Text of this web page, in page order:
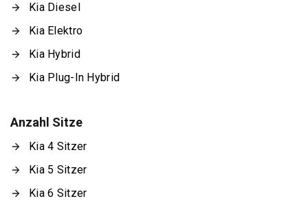
Kia Diesel
Kia Elektro
Kia Hybrid
Kia Plug-In Hybrid
Anzahl Sitze
Kia 4 Sitzer
Kia 5 Sitzer
Kia 6 Sitzer